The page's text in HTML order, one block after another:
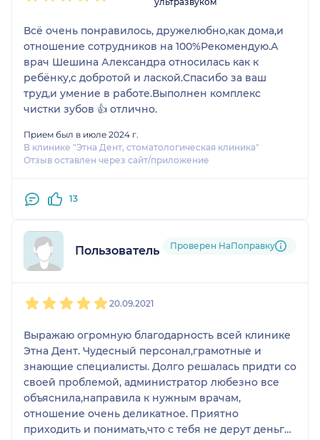
Всё очень понравилось, дружелюбно,как дома,и
отношение сотрудников на 100%Рекомендую.А
врач Шешина Александра относилась как к
ребёнку,с добротой и лаской.Спасибо за ваш
труд,и умение в работе.Выполнен комплекс
чистки зубов 👍 отлично.
Прием был в июле 2024 г.
В клинике "Этна Дент, стоматологическая клиника"
Отзыв оставлен через сайт/приложение
13
Пользователь НаПоправку
Проверен НаПоправку
20.09.2021
Выражаю огромную благодарность всей клинике
Этна Дент. Чудесный персонал,грамотные и
знающие специалисты. Долго решалась придти со
своей проблемой, администратор любезно все
объяснила,направила к нужным врачам,
отношение очень деликатное. Приятно
приходить и понимать,что с тебя не дерут деньги